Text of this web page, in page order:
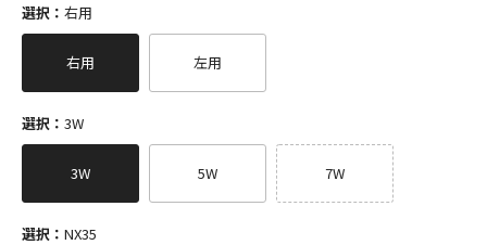
選択： 右用
右用 左用
選択： 3W
3W 5W 7W
選択： NX35